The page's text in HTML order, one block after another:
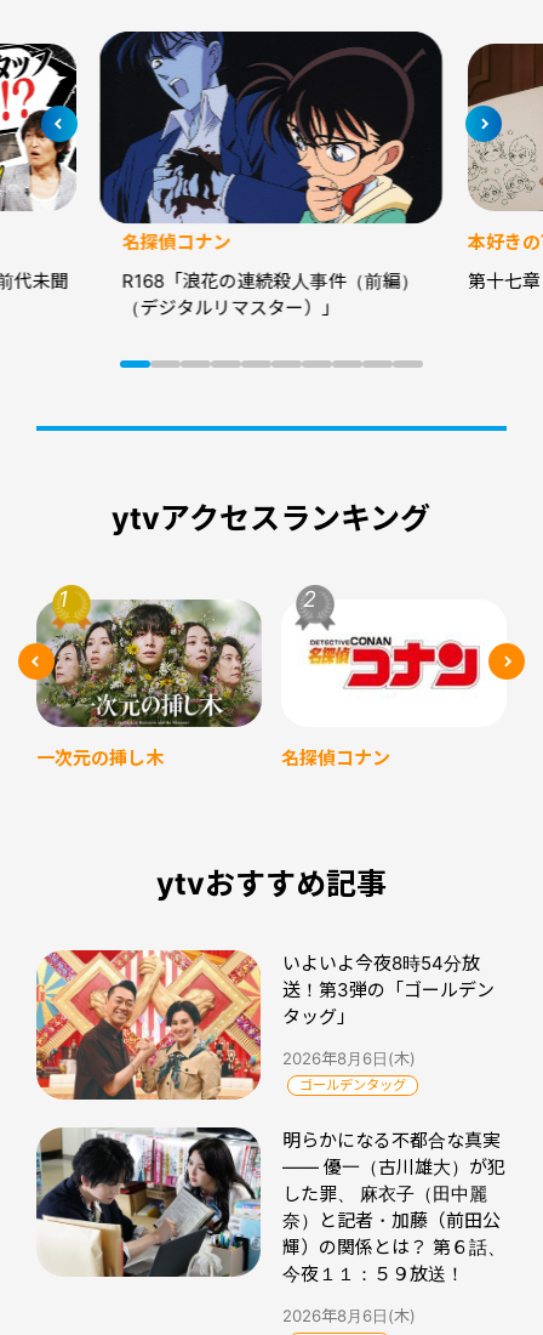
代未聞
名探偵コナン
R168「浪花の連続殺人事件（前編）
（デジタルリマスター）」
本好き
第十七
ytvアクセスランキング
一次元の挿し木 名探偵コナン
ytvおすすめ記事
いよいよ今夜8時54分放
送！第3弾の「ゴールデン
タッグ」
2026年8月6日(木)
ゴールデンタッグ
明らかになる不都合な真実
―― 優一（古川雄大）が犯
した罪、 麻衣子（田中麗
奈）と記者・加藤（前田公
輝）の関係とは？ 第６話、
今夜１１：５９放送！
2026年8月6日(木)